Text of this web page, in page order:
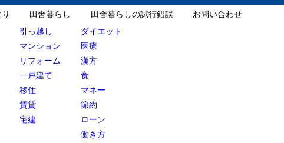
田舎暮らし
引っ越し
マンション
リフォーム
一戸建て
移住
賃貸
宅建
田舎暮らしの試行錯誤
ダイエット
医療
漢方
食
マネー
節約
ローン
働き方
お問い合わせ